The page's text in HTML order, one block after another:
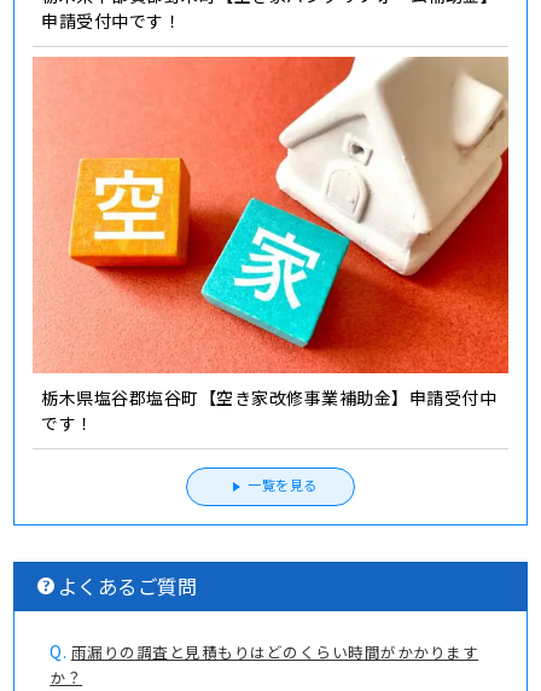
申請受付中です！
栃木県塩谷郡塩谷町【空き家改修事業補助金】申請受付中
です！
一覧を見る
よくあるご質問
Q. 雨漏りの調査と見積もりはどのくらい時間がかかります
か？